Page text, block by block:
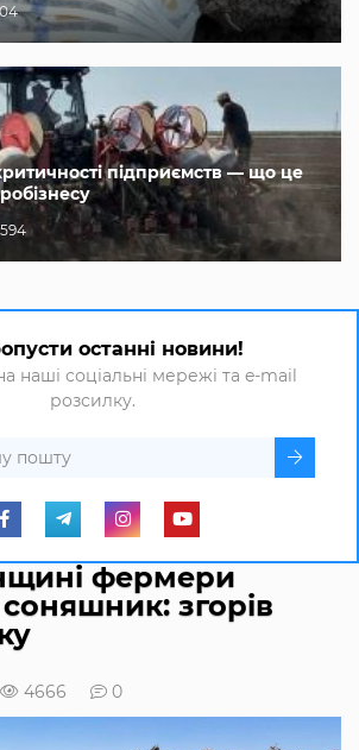
підприємств — що це
594
останні новини!
наші соціальні мережі та e-mail
розсилку.
фермери
згорів
4666 0